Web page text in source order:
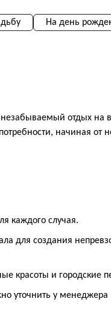
На день
отдых на
начиная от
каждого случая.
для создания
красоты и городские
уточнить у